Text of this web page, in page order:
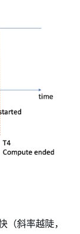
（斜率越陡，